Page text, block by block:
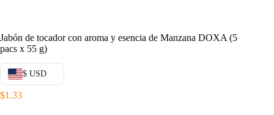
Jabón de tocador con aroma y esencia de Manzana DOXA (5
pacs x 55 g)
$ USD
$1.33